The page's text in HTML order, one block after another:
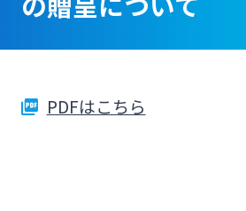
ログオン
法人向けインターネッ
PDFはこちら